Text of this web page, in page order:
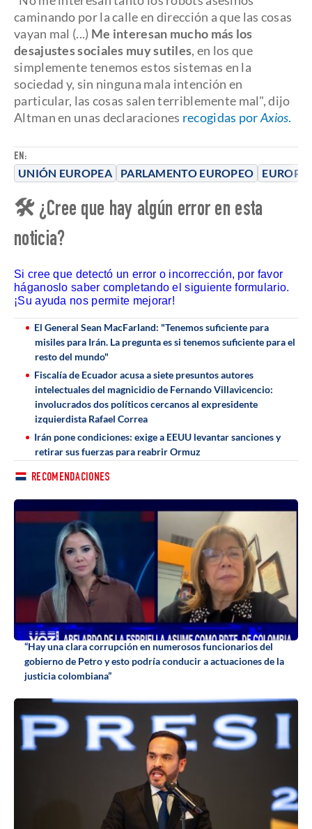
EN:
UNIÓN EUROPEA PARLAMENTO EUROPEO EUROPA
caminando por la calle en dirección a que las cosas
vayan mal (...) Me interesan mucho más los
desajustes sociales muy sutiles, en los que
simplemente tenemos estos sistemas en la
sociedad y, sin ninguna mala intención en
particular, las cosas salen terriblemente mal", dijo
Altman en unas declaraciones recogidas porAxios.
🛠 ¿Cree que hay algún error en esta
noticia?
Si cree que detectó un error o incorrección, por favor
háganoslo saber completando el siguiente formulario.
¡Su ayuda nos permite mejorar!
El General Sean MacFarland: "Tenemos suficiente para
misiles para Irán. La pregunta es si tenemos suficiente para el
resto del mundo"
Fiscalía de Ecuador acusa a siete presuntos autores
intelectuales del magnicidio de Fernando Villavicencio:
involucrados dos políticos cercanos al expresidente
izquierdista Rafael Correa
Irán pone condiciones: exige a EEUU levantar sanciones y
retirar sus fuerzas para reabrir Ormuz
RECOMENDACIONES
“Hay una clara corrupción en numerosos funcionarios del
gobierno de Petro y esto podría conducir a actuaciones de la
justicia colombiana”